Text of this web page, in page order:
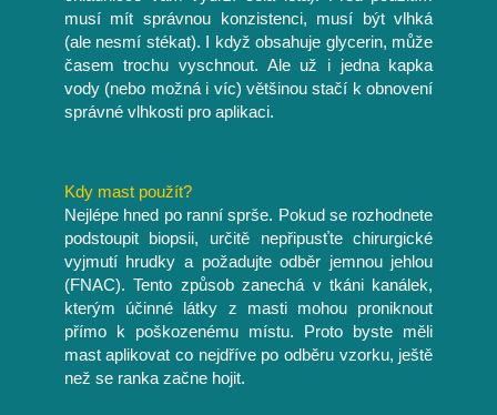
musí mít správnou konzistenci, musí být vlhká
(ale nesmí stékat). I když obsahuje glycerin, může
časem trochu vyschnout. Ale už i jedna kapka
vody (nebo možná i víc) většinou stačí k obnovení
správné vlhkosti pro aplikaci.
Kdy mast použít?
Nejlépe hned po ranní sprše. Pokud se rozhodnete
podstoupit biopsii, určitě nepřipusťte chirurgické
vyjmutí hrudky a požadujte odběr jemnou jehlou
(FNAC). Tento způsob zanechá v tkáni kanálek,
kterým účinné látky z masti mohou proniknout
přímo k poškozenému místu. Proto byste měli
mast aplikovat co nejdříve po odběru vzorku, ještě
než se ranka začne hojit.